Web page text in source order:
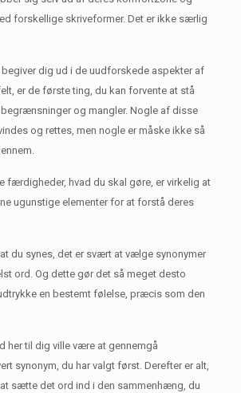
forskellige skriveformer. Det er ikke særlig
dig ud i de uudforskede aspekter af
er de første ting, du kan forvente at stå
og mangler. Nogle af disse
og rettes, men nogle er måske ikke så
færdigheder, hvad du skal gøre, er virkelig at
ugunstige elementer for at forstå deres
du synes, det er svært at vælge synonymer
ord. Og dette gør det så meget desto
en bestemt følelse, præcis som den
her til dig ville være at gennemgå
synonym, du har valgt først. Derefter er alt,
sætte det ord ind i den sammenhæng, du